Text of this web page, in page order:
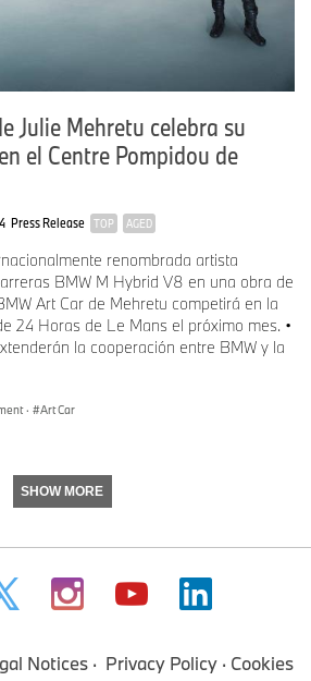
Julie Mehretu celebra su
el Centre Pompidou de
Press Release TOP AGED
renombrada artista
BMW M Hybrid V8 en una obra de
Art Car de Mehretu competirá en la
24 Horas de Le Mans el próximo mes. •
la cooperación entre BMW y la
· Art Car
SHOW MORE
Notices Privacy Policy Cookies